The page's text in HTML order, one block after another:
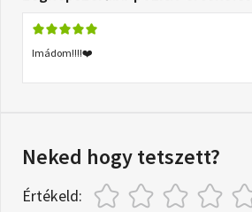
Imádom!!!!❤️
Neked hogy tetszett?
Értékeld: